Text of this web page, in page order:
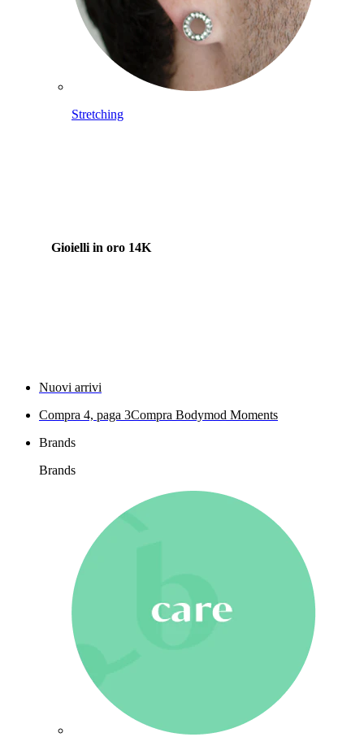
Stretching
Gioielli in oro 14K
Nuovi arrivi
Compra 4, paga 3Compra Bodymod Moments
Brands
Brands